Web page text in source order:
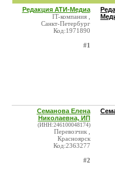
Редакция АТИ-Медиа
IT-компания ,
Санкт-Петербург
Код:1971890
#1
Семанова Елена
Николаевна, ИП
(ИНН:246100048174)
Перевозчик ,
Красноярск
Код:2363277
#2